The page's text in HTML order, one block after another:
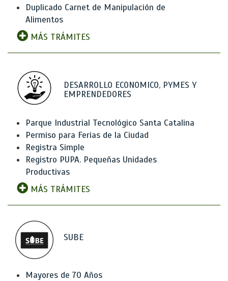
Duplicado Carnet de Manipulación de
Alimentos
MÁS TRÁMITES
DESARROLLO ECONOMICO, PYMES Y
EMPRENDEDORES
Parque Industrial Tecnológico Santa Catalina
Permiso para Ferias de la Ciudad
Registra Simple
Registro PUPA. Pequeñas Unidades
Productivas
MÁS TRÁMITES
SUBE
Mayores de 70 Años